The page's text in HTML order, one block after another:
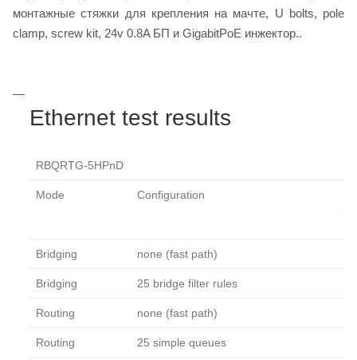
монтажные стяжки для крепления на мачте, U bolts, pole
clamp, screw kit, 24v 0.8A БП и GigabitPoE инжектор..
Ethernet test results
RBQRTG-5HPnD
Mode Configuration
Bridging none (fast path)
Bridging 25 bridge filter rules
Routing none (fast path)
Routing 25 simple queues